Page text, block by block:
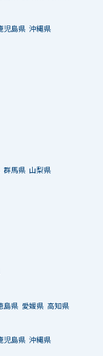
児島県 沖縄県
群馬県 山梨県
島県 愛媛県 高知県
児島県 沖縄県